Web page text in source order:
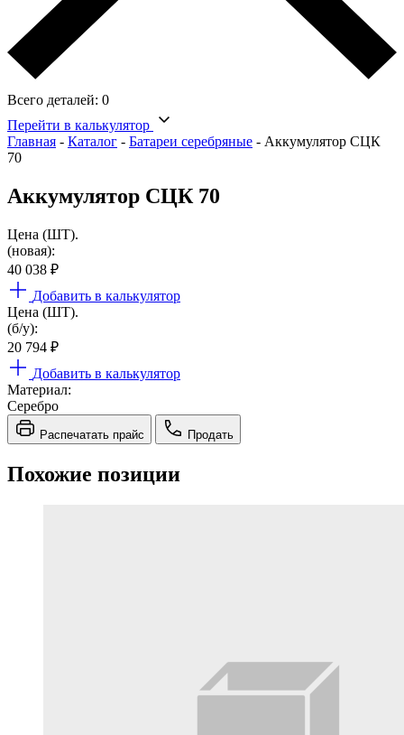
Всего деталей: 0
Перейти в калькулятор
Главная - Каталог - Батареи серебряные - Аккумулятор СЦК
70
Аккумулятор СЦК 70
Цена (ШТ).
(новая):
40 038 ₽
Добавить в калькулятор
Цена (ШТ).
(б/у):
20 794 ₽
Добавить в калькулятор
Материал:
Серебро
Распечатать прайс Продать
Похожие позиции